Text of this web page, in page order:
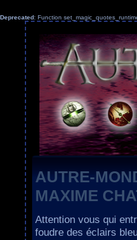
Deprecated: Function
AUTRE-
MAXIME
Attention vous qui
foudre des éclairs